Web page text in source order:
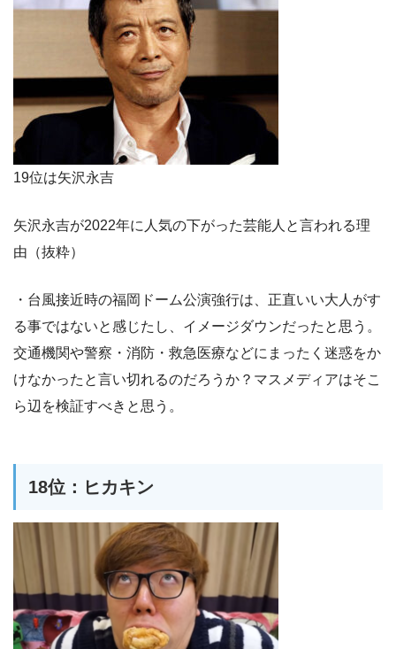
19位は矢沢永吉
矢沢永吉が2022年に人気の下がった芸能人と言われる理
由（抜粋）
・台風接近時の福岡ドーム公演強行は、正直いい大人がす
る事ではないと感じたし、イメージダウンだったと思う。
交通機関や警察・消防・救急医療などにまったく迷惑をか
けなかったと言い切れるのだろうか？マスメディアはそこ
ら辺を検証すべきと思う。
18位：ヒカキン